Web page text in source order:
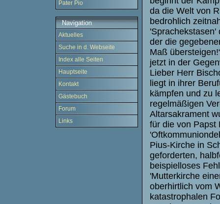
Pater Pio
Navigation
Aktuelles
Suche in d. Webseite
Index alle Seiten
Hauptseite
Kontakt
Gästebuch
Forum
Links
da die Welt von
bedrohlich
'Sprachekstasen'
der die
Maß
jetzt in der
Lieber Herr
liegt in ihrer
kämpfen und zu
regelmäßigen
Altarsakrament
für die von Papst
Pius-Kirche in
geforderten,
beispielloses
'Mutterkirche
oberhirtlich vom
katastrophalen